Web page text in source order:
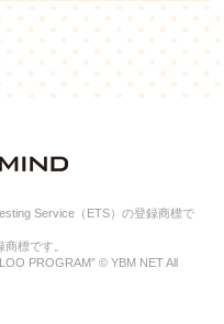
三者広告配信事業者が、こ
用することはありません。
意なしに個人情報を第三者
のために必要がある場合であ
な育成の推進のために特に必
囲内において、個人情報の
Service（ETS）の登録商標で
標です。
PROGRAM” © YBM NET All